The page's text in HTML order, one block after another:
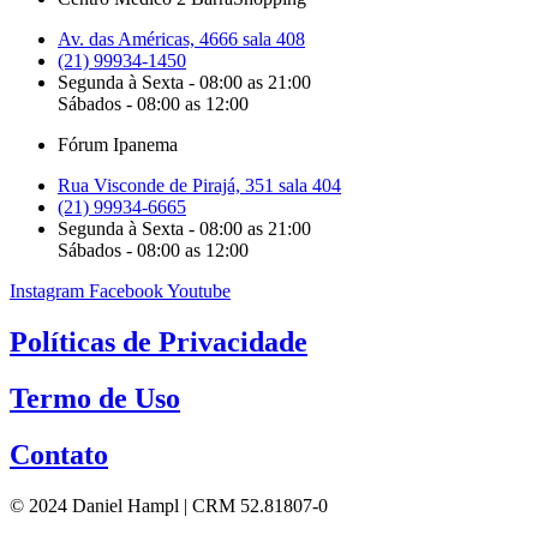
Av. das Américas, 4666 sala 408
(21) 99934-1450
Segunda à Sexta - 08:00 as 21:00
Sábados - 08:00 as 12:00
Fórum Ipanema
Rua Visconde de Pirajá, 351 sala 404
(21) 99934-6665
Segunda à Sexta - 08:00 as 21:00
Sábados - 08:00 as 12:00
Instagram FacebookYoutube
Políticas de Privacidade
Termo de Uso
Contato
© 2024 Daniel Hampl | CRM 52.81807-0